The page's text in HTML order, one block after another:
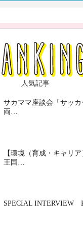
人気記事
サカママ座談会「サッカ
両…
【環境（育成・キャリ
王国…
SPECIAL INTERVIEW